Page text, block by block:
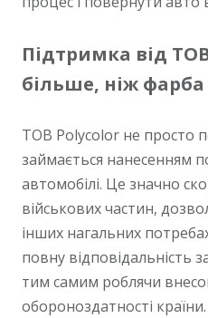
Підтримка від
більше, ніж фарба
ТОВ Polycolor не просто
займається нанесенням
автомобілі. Це значно
військових частин,
інших нагальних
повну відповідальність
тим самим роблячи
обороноздатності країни.